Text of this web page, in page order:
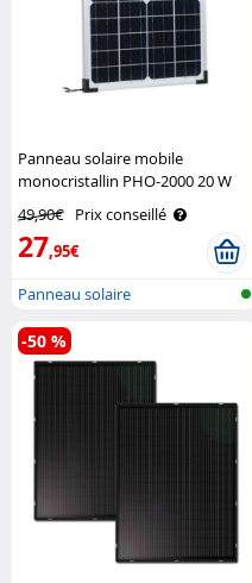
Panneau solaire mobile
monocristallin PHO-2000 20 W
49,90€ Prix conseillé
27,95€
Panneau solaire
-50 %